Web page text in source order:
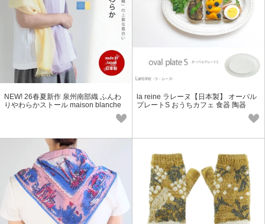
NEW! 26春夏新作 泉州南部織 ふんわ
りやわらかストール maison blanche
la reine ラレーヌ【日本製】 オーバル
プレートS おうちカフェ 食器 陶器